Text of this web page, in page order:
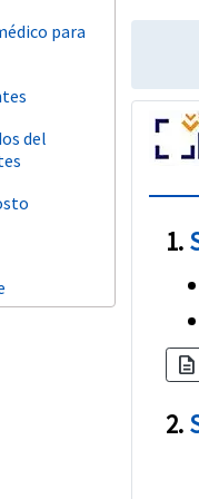
para
del
1.
description
2.